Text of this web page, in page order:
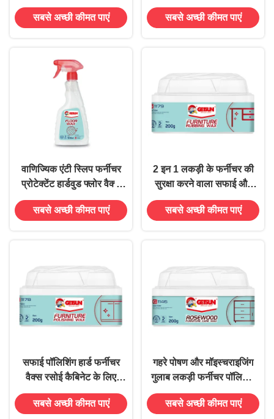
और फिल्टर के लिए
सबसे अच्छी कीमत पाएं
पॉलिश स्प्रे
सबसे अच्छी कीमत पाएं
वाणिज्यिक एंटी स्लिप फर्नीचर
प्रोटेक्टेंट हार्डवुड फ्लोर वैक्स
पॉलिश स्प्रे
सबसे अच्छी कीमत पाएं
2 इन 1 लकड़ी के फर्नीचर की
सुरक्षा करने वाला सफाई और
बहाली रगड़ने वाली मोम
सबसे अच्छी कीमत पाएं
सफाई पॉलिशिंग हार्ड फर्नीचर
वैक्स रसोई कैबिनेट के लिए
जलरोधक
सबसे अच्छी कीमत पाएं
गहरे पोषण और मॉइस्चराइजिंग
गुलाब लकड़ी फर्नीचर पॉलिशिंग
वैक्स ODM
सबसे अच्छी कीमत पाएं